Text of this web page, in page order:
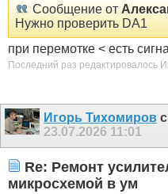
Сообщение от
Нужно проверить DA1
при перемотке < есть
Последний раз редактировалось
Игорь Тихомиров
23.07.2026 11:01
Re: Ремонт
микросхемой в ум